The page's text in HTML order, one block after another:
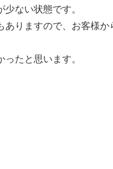
ない状態です。
りますので、お客様
たと思います。